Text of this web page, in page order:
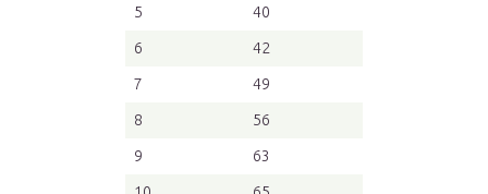
5 40
6 42
7 49
8 56
9 63